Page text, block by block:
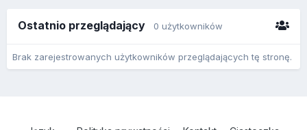
Ostatnio przeglądający 0 użytkowników
Brak zarejestrowanych użytkowników przeglądających tę stronę.